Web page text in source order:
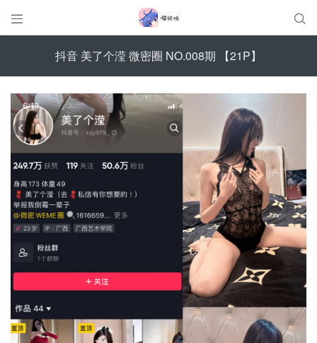
 
抖音 美了个滢 微密圈 NO.008期 【21P】